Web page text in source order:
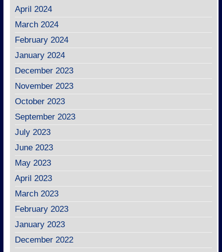
April 2024
March 2024
February 2024
January 2024
December 2023
November 2023
October 2023
September 2023
July 2023
June 2023
May 2023
April 2023
March 2023
February 2023
January 2023
December 2022